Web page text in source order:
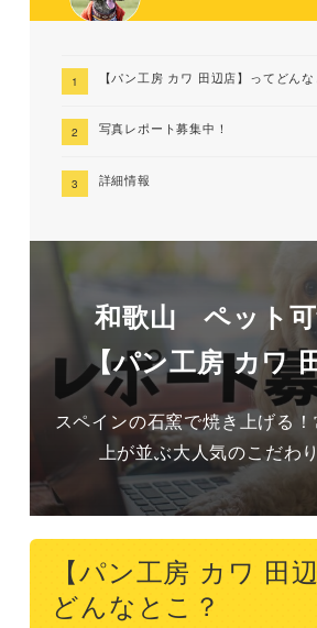
【パン工房 カワ 田辺店】ってどんな
写真レポート募集中！
詳細情報
和歌山 ペット
【パン工房 カワ
スペインの石窯で焼き上げる
上が並ぶ大人気のこだわ
【パン工房 カワ 田
どんなとこ？